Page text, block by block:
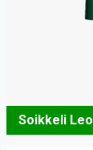
Soikkeli Leo